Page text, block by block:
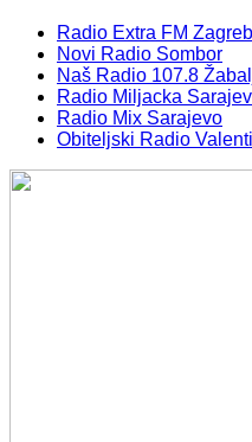
Radio Extra FM Zagreb
Novi Radio Sombor
Naš Radio 107.8
Radio Miljacka
Radio Mix Sarajevo
Obiteljski Radio